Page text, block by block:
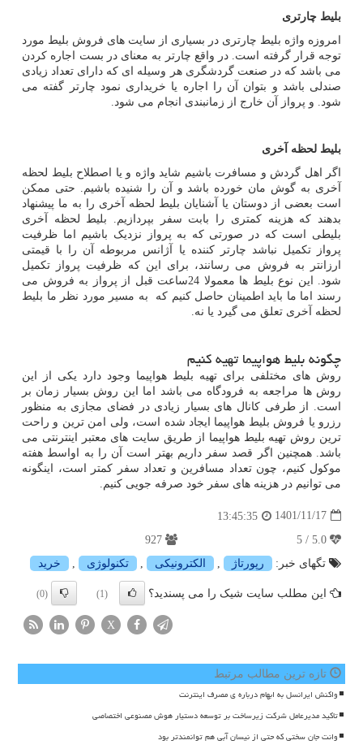
بلیط چارتری
امروزه واژه بلیط چارتری در بسیاری از سایت های فروش بلیط مورد
توجه قرار گرفته است. در واقع چارتر به معنای در بست اجاره کردن
می باشد که در صنعت گردشگری هر وسیله ای که دارای تعداد زیادی
صندلی باشد و بتوان آن را اجاره یا خریداری نمود چارتر گفته می
شود. و پرواز آن خارج از زمانبندی انجام می شود.
بلیط لحظه آخری
اگر اهل گردش و مسافرت باشیم شاید واژه و یا اصطلاح بلیط لحظه
آخری به گوش مان خورده باشد و آن را شنیده باشیم. حتی ممکن
است بعضی از دوستان یا آشنایان بلیط لحظه آخری را به ما پیشنهاد
بدهند که هزینه کمتری را بابت سفر بپردازیم. بلیط لحظه آخری
بلیطی است که در صورتی که به پرواز نزدیک باشیم اما ظرفیت
پرواز تکمیل نباشد چارتر کننده یا آژانس مربوطه آن را با قیمتی
ارزانتر به فروش می رسانند، برای این که ظرفیت پرواز تکمیل
شود. این نوع بلیط ها معمولا 24ساعت قبل از پرواز به فروش می
رسند اما ما باید اطمینان حاصل کنیم که به مسیر مورد نظر ما بلیط
لحظه آخری تعلق می گیرد یا نه.
چگونه بلیط هواپیما تهیه کنیم
روش های مختلفی برای تهیه بلیط هواپیما وجود دارد یکی از این
روش ها مراجعه به فرودگاه می باشد اما این روش بسیار زمان بر
است. از طرفی کانال های بسیار زیادی در فضای مجازی به منظور
رزرو یا فروش بلیط هواپیما ایجاد شده است، ولی امن ترین و راحت
ترین روش تهیه بلیط هواپیما از طریق سایت های معتبر اینترنتی می
باشد. همچنین اگر قصد سفر داریم بهتر است آن را به اواسط هفته
موکول کنیم، چون تعداد مسافرین و تعداد سفر کمتر است، اینگونه
می توانیم در هزینه های سفر خود صرفه جویی کنیم.
1401/11/17
13:45:35
تگهای خبر:
رپورتاژ , الكترونیكی , تكنولوژی , خرید
این مطلب سایت شیک را می پسندید؟ (1)
(0)
X
تازه ترین مطالب مرتبط
واکنش ایرانسل به ابهام درباره ی مصرف اینترنت
تاکید مدیرعامل شرکت زیرساخت بر توسعه دستیار هوش مصنوعی اختصاصی
وانت جان سختی که حتی از نیسان آبی هم توانمندتر بود